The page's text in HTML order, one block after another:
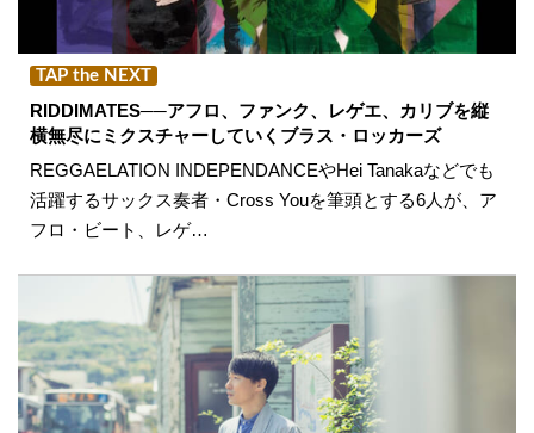
TAP the NEXT
RIDDIMATES──アフロ、ファンク、レゲエ、カリブを縦
横無尽にミクスチャーしていくブラス・ロッカーズ
REGGAELATION INDEPENDANCEやHei Tanakaなどでも
活躍するサックス奏者・Cross Youを筆頭とする6人が、ア
フロ・ビート、レゲ…